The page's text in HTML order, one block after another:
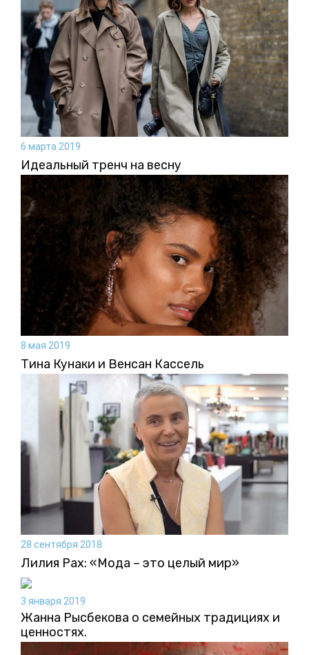
6 марта 2019
Идеальный тренч на весну
8 мая 2019
Тина Кунаки и Венсан Кассель
28 сентября 2018
Лилия Рах: «Мода – это целый мир»
3 января 2019
Жанна Рысбекова о семейных традициях и
ценностях.